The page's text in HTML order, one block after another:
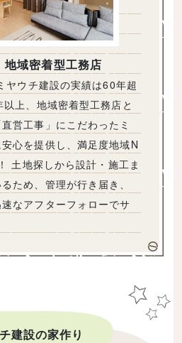
域密着型工務店
ヤウチ建設の実績は60年超
上、地域密着型工務店と
営工事」にこだわったミ
心を提供し、満足度地域N
土地探しから設計・施工ま
ため、管理が行き届き、
なアフターフォローでサ
建設の家作り